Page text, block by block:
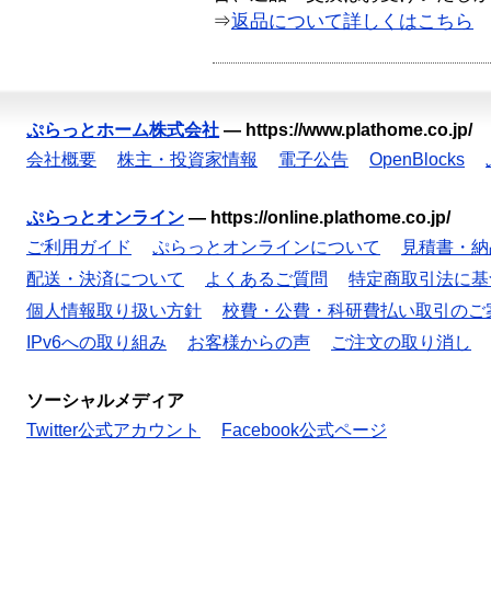
⇒返品について詳しくはこちら
ぷらっとホーム株式会社 — https://www.plathome.co.jp/
会社概要
株主・投資家情報 電子公告 OpenBlocks
ぷらっとオンライン — https://online.plathome.co.jp/
ご利用ガイド
ぷらっとオンラインについて
見積書・
配送・決済について
よくあるご質問
特定商取引法に
個人情報取り扱い方針
校費・公費・科研費払い取引のご
IPv6への取り組み
お客様からの声 ご注文の取り消し
ソーシャルメディア
Twitter公式アカウント
Facebook公式ページ